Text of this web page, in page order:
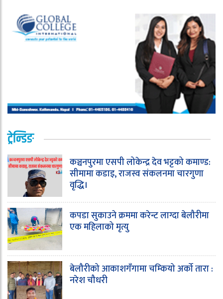
ट्रेन्डिङ
कञ्चनपुरमा एसपी लोकेन्द्र देव भट्टको कमाण्ड:
सीमामा कडाइ, राजस्व संकलनमा चारगुणा
वृद्धि।
कपडा सुकाउने क्रममा करेन्ट लाग्दा बेलौरीमा
एक महिलाको मृत्यु
बेलौरीको आकाशगँगामा चम्कियो अर्को तारा :
नरेश चौधरी